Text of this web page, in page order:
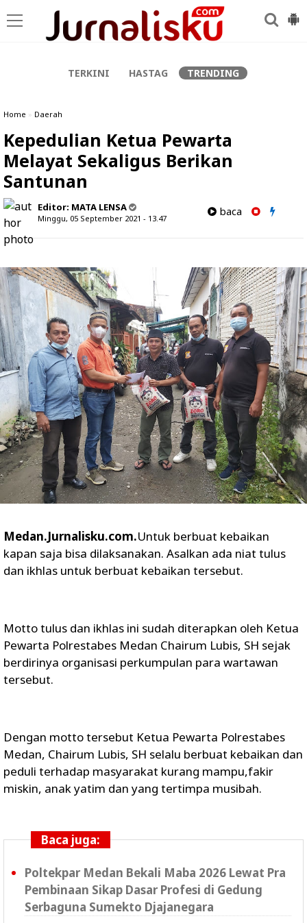
TERKINI HASTAG TRENDING
Home » Daerah
Kepedulian Ketua Pewarta
Melayat Sekaligus Berikan
Santunan
Editor: MATA LENSA
Minggu, 05 September 2021 - 13.47
baca
Medan.Jurnalisku.com.Untuk berbuat kebaikan
kapan saja bisa dilaksanakan. Asalkan ada niat tulus
dan ikhlas untuk berbuat kebaikan tersebut.
Motto tulus dan ikhlas ini sudah diterapkan oleh Ketua
Pewarta Polrestabes Medan Chairum Lubis, SH sejak
berdirinya organisasi perkumpulan para wartawan
tersebut.
Dengan motto tersebut Ketua Pewarta Polrestabes
Medan, Chairum Lubis, SH selalu berbuat kebaikan dan
peduli terhadap masyarakat kurang mampu,fakir
miskin, anak yatim dan yang tertimpa musibah.
Baca juga:
Poltekpar Medan Bekali Maba 2026 Lewat Pra
Pembinaan Sikap Dasar Profesi di Gedung
Serbaguna Sumekto Djajanegara